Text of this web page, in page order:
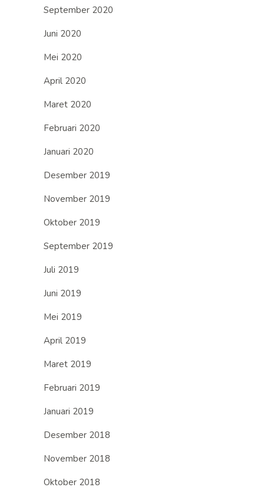
September 2020
Juni 2020
Mei 2020
April 2020
Maret 2020
Februari 2020
Januari 2020
Desember 2019
November 2019
Oktober 2019
September 2019
Juli 2019
Juni 2019
Mei 2019
April 2019
Maret 2019
Februari 2019
Januari 2019
Desember 2018
November 2018
Oktober 2018